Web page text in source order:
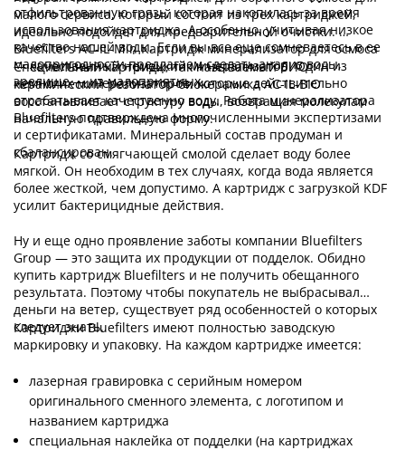
отфильтрованную грязь, которая накопилась за время
использования картриджа. А особенно, учитывая низкое
качество нашей воды. Если вы все еще сомневаетесь в ее
малопригодности,предлагаем сделать анализ воды,
зрелище — из малоприятных.
малого сервиса, который состоит из трех картриджей,
идеально подойдет для предварительной очистки.
Bluefilters AC-IL-Min Картридж минерализатор для осмоса
— качественный немецкий минерализатор. Один из
немногих минерализаторов, которые действительно
отрабатывает качественно воду. Работа минерализатора
Bluefilters подтверждена многочисленными экспертизами
и сертификатами. Минеральный состав продуман и
сбалансирован.
Специальный картридж, так называемый БИО
керамический резонатор-биокерамика AC-IL-BIO
восстанавливает структуру воды, возвращая молекулам
начальную правильную форму.
Картридж со смягчающей смолой сделает воду более
мягкой. Он необходим в тех случаях, когда вода является
более жесткой, чем допустимо. А картридж с загрузкой KDF
усилит бактерицидные действия.
Ну и еще одно проявление заботы компании Bluefilters
Group — это защита их продукции от подделок. Обидно
купить картридж Bluefilters и не получить обещанного
результата. Поэтому чтобы покупатель не выбрасывал
деньги на ветер, существует ряд особенностей о которых
следует знать.
Картриджи Bluefilters имеют полностью заводскую
маркировку и упаковку. На каждом картридже имеется:
лазерная гравировка с серийным номером
оригинального сменного элемента, с логотипом и
названием картриджа
специальная наклейка от подделки (на картриджах